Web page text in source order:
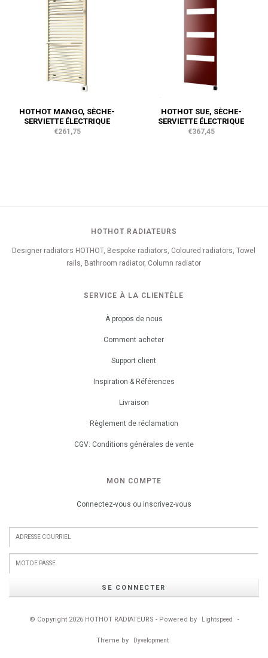
HOTHOT MANGO, SÈCHE-
SERVIETTE ÉLECTRIQUE
€261,75
HOTHOT SUE, SÈCHE-
SERVIETTE ÉLECTRIQUE
€367,45
HOTHOT RADIATEURS
Designer radiators HOTHOT, Bespoke radiators, Coloured radiators, Towel
rails, Bathroom radiator, Column radiator
SERVICE À LA CLIENTÈLE
À propos de nous
Comment acheter
Support client
Inspiration & Références
Livraison
Règlement de réclamation
CGV: Conditions générales de vente
MON COMPTE
Connectez-vous ou inscrivez-vous
SE CONNECTER
© Copyright 2026 HOTHOT RADIATEURS - Powered by Lightspeed -
Theme by Dyvelopment